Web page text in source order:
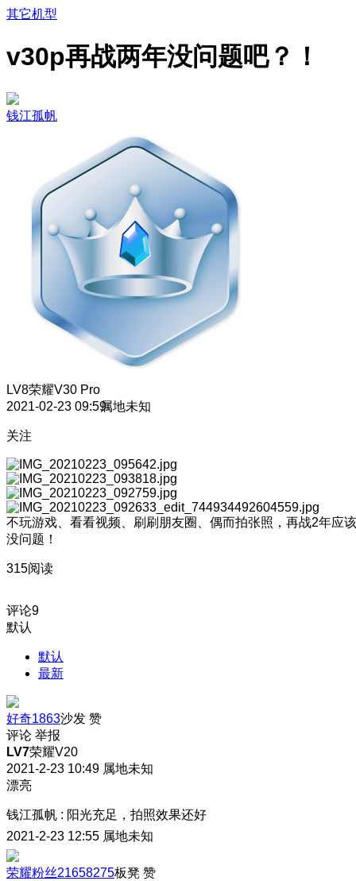
其它机型
v30p再战两年没问题吧？！
钱江孤帆
LV8荣耀V30 Pro
2021-02-23 09:59属地未知
关注
不玩游戏、看看视频、刷刷朋友圈、偶而拍张照，再战2年应该
没问题！
315阅读
评论9
默认
默认
最新
好奇1863沙发 赞
评论 举报
LV7荣耀V20
2021-2-23 10:49 属地未知
漂亮
钱江孤帆 : 阳光充足，拍照效果还好
2021-2-23 12:55 属地未知
荣耀粉丝21658275板凳 赞